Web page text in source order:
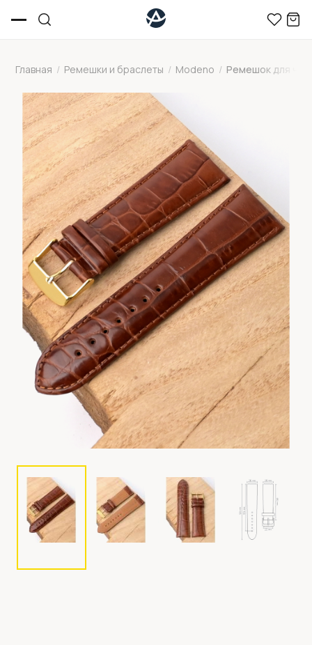
Главная / Ремешки и браслеты / Modeno / Ремешок для